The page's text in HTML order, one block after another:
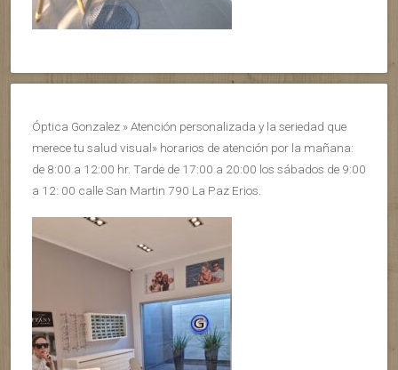
Óptica Gonzalez » Atención personalizada y la seriedad que
merece tu salud visual» horarios de atención por la mañana:
de 8:00 a 12:00 hr. Tarde de 17:00 a 20:00 los sábados de 9:00
a 12: 00 calle San Martin 790 La Paz Erios.